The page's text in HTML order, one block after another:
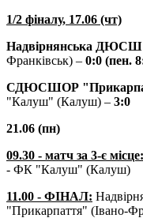
1/2 фіналу, 17.06 (чт)
Надвірнянська ДЮСШ
Франківськ) – 0:0 (пен.
СДЮСШОР
"Калуш" (Калуш) – 3:0
21.06 (пн)
09.30 - матч за 3-є місце:
- ФК "Калуш" (Калуш)
11.00 - ФІНАЛ:
"Прикарпаття" (Івано-